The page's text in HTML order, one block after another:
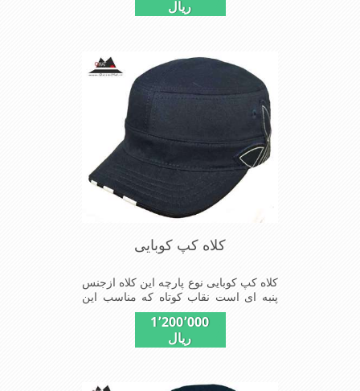
کلاه(جلووپشت) بخاطرحرکت
جنس عالی ,دوخت مناسب , سبکی, خوش
فرمی از دیگر خصوصیات این کلاه می
باشندmade in China
ریال
کلاه کپ کوبایی
کلاه کپ کوبایی نوع پارچه این کلاه ازجنس
پنبه ای است نقاب کوتاه که مناسب این
شکل ازکلاه است شیک و مناسب افراد
خوش پوش جنس عالی ,دوخت
مناسب,سبکی,خوش فرمی از
1٬200٬000
ریال